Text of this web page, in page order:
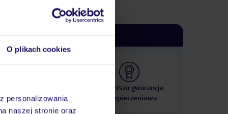
O plikach cookies
personalizowania
naszej stronie oraz
krajach
Najwyższa gwarancja
ubezpieczeniowa